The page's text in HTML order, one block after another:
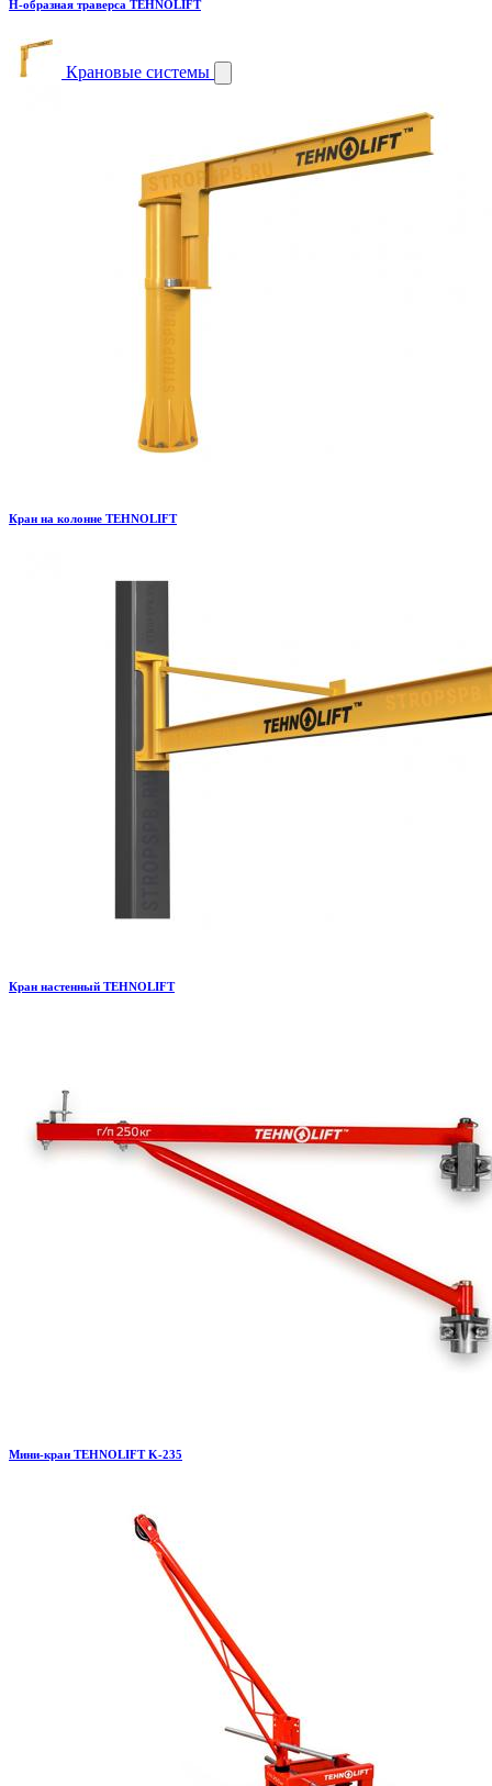
H-образная траверса TEHNOLIFT
Крановые системы
Кран на колонне TEHNOLIFT
Кран настенный TEHNOLIFT
Мини-кран TEHNOLIFT K-235